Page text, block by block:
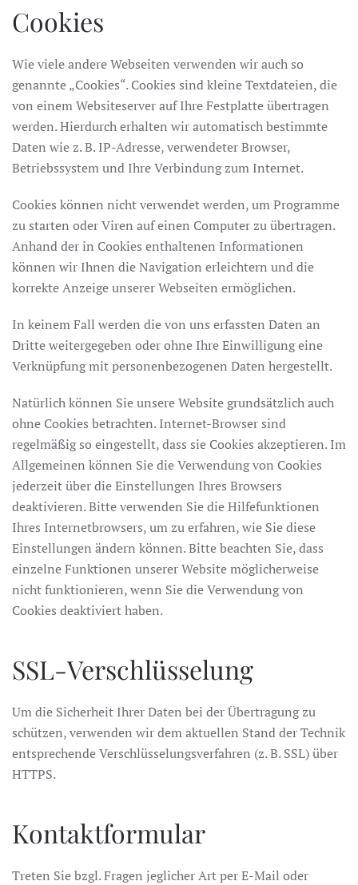
Cookies
Wie viele andere Webseiten verwenden wir auch so
genannte „Cookies“. Cookies sind kleine Textdateien, die
von einem Websiteserver auf Ihre Festplatte übertragen
werden. Hierdurch erhalten wir automatisch bestimmte
Daten wie z. B. IP-Adresse, verwendeter Browser,
Betriebssystem und Ihre Verbindung zum Internet.
Cookies können nicht verwendet werden, um Programme
zu starten oder Viren auf einen Computer zu übertragen.
Anhand der in Cookies enthaltenen Informationen
können wir Ihnen die Navigation erleichtern und die
korrekte Anzeige unserer Webseiten ermöglichen.
In keinem Fall werden die von uns erfassten Daten an
Dritte weitergegeben oder ohne Ihre Einwilligung eine
Verknüpfung mit personenbezogenen Daten hergestellt.
Natürlich können Sie unsere Website grundsätzlich auch
ohne Cookies betrachten. Internet-Browser sind
regelmäßig so eingestellt, dass sie Cookies akzeptieren. Im
Allgemeinen können Sie die Verwendung von Cookies
jederzeit über die Einstellungen Ihres Browsers
deaktivieren. Bitte verwenden Sie die Hilfefunktionen
Ihres Internetbrowsers, um zu erfahren, wie Sie diese
Einstellungen ändern können. Bitte beachten Sie, dass
einzelne Funktionen unserer Website möglicherweise
nicht funktionieren, wenn Sie die Verwendung von
Cookies deaktiviert haben.
SSL-Verschlüsselung
Um die Sicherheit Ihrer Daten bei der Übertragung zu
schützen, verwenden wir dem aktuellen Stand der Technik
entsprechende Verschlüsselungsverfahren (z. B. SSL) über
HTTPS.
Kontaktformular
Treten Sie bzgl. Fragen jeglicher Art per E-Mail oder